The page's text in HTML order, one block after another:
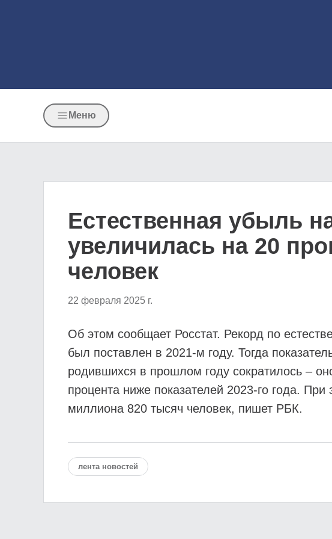
Меню
Естественная убыль
увеличилась на 20
человек
22 февраля 2025 г.
Об этом сообщает Росстат. Рекорд по
был поставлен в 2021-м году. Тогда
родившихся в прошлом году сократилось –
процента ниже показателей 2023-го года.
миллиона 820 тысяч человек, пишет РБК.
лента новостей